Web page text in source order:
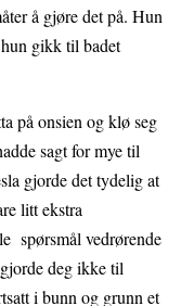
å gjøre det på. Hun
gikk til badet
på onsien og klø seg
sagt for mye til
gjorde det tydelig at
litt ekstra
spørsmål vedrørende
deg ikke til
i bunn og grunn et